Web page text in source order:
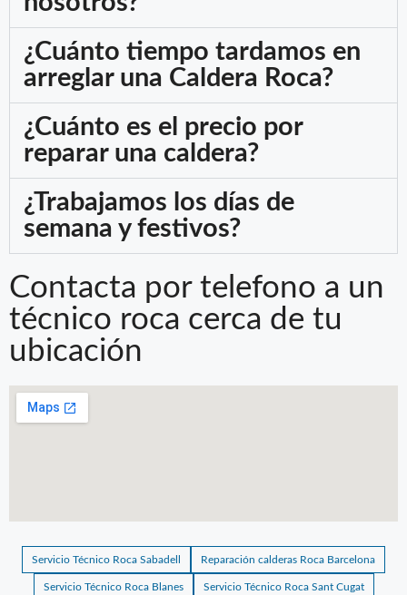
¿Cuánto tiempo tardamos en
arreglar una Caldera Roca?
¿Cuánto es el precio por
reparar una caldera?
¿Trabajamos los días de
semana y festivos?
Contacta por telefono a un
técnico roca cerca de tu
ubicación
Servicio Técnico Roca Sabadell Reparación calderas Roca Barcelona
Servicio Técnico Roca Blanes Servicio Técnico Roca Sant Cugat